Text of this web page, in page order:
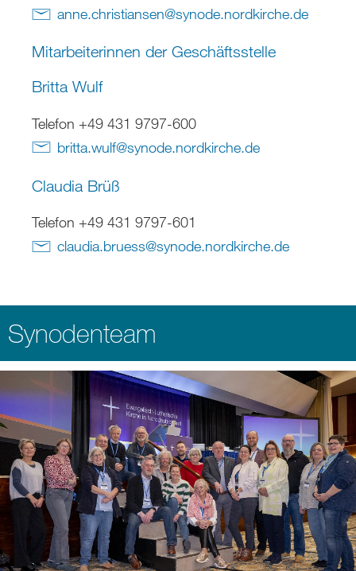
anne.christiansen@synode.nordkirche.de
Mitarbeiterinnen der Geschäftsstelle
Britta Wulf
Telefon +49 431 9797-600
britta.wulf@synode.nordkirche.de
Claudia Brüß
Telefon +49 431 9797-601
claudia.bruess@synode.nordkirche.de
Synodenteam